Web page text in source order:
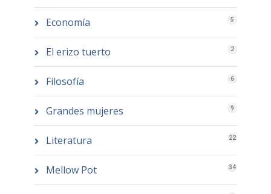
Economía 5
El erizo tuerto 2
Filosofía 6
Grandes mujeres 9
Literatura 22
Mellow Pot 34